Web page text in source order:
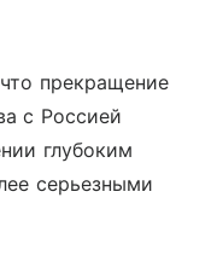
прекращение
с Россией
глубоким
серьезными